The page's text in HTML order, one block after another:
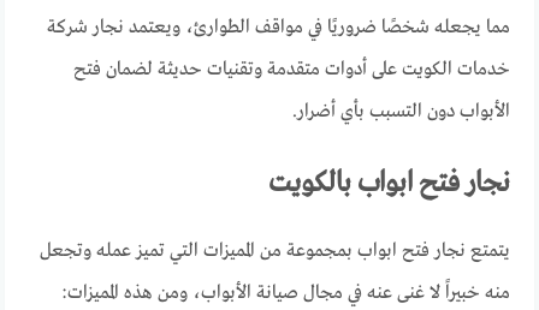
مما يجعله شخصًا ضروريًا في مواقف الطوارئ، ويعتمد نجار شركة
خدمات الكويت على أدوات متقدمة وتقنيات حديثة لضمان فتح
الأبواب دون التسبب بأي أضرار.
نجار فتح ابواب بالكويت
يتمتع نجار فتح ابواب بمجموعة من المميزات التي تميز عمله وتجعل
منه خبيراً لا غنى عنه في مجال صيانة الأبواب، ومن هذه المميزات: